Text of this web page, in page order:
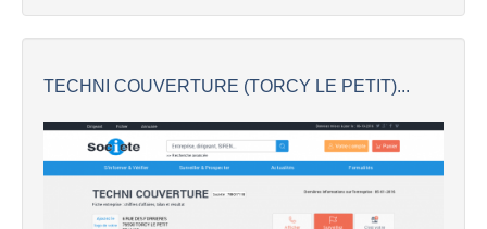
TECHNI COUVERTURE (TORCY LE PETIT)...